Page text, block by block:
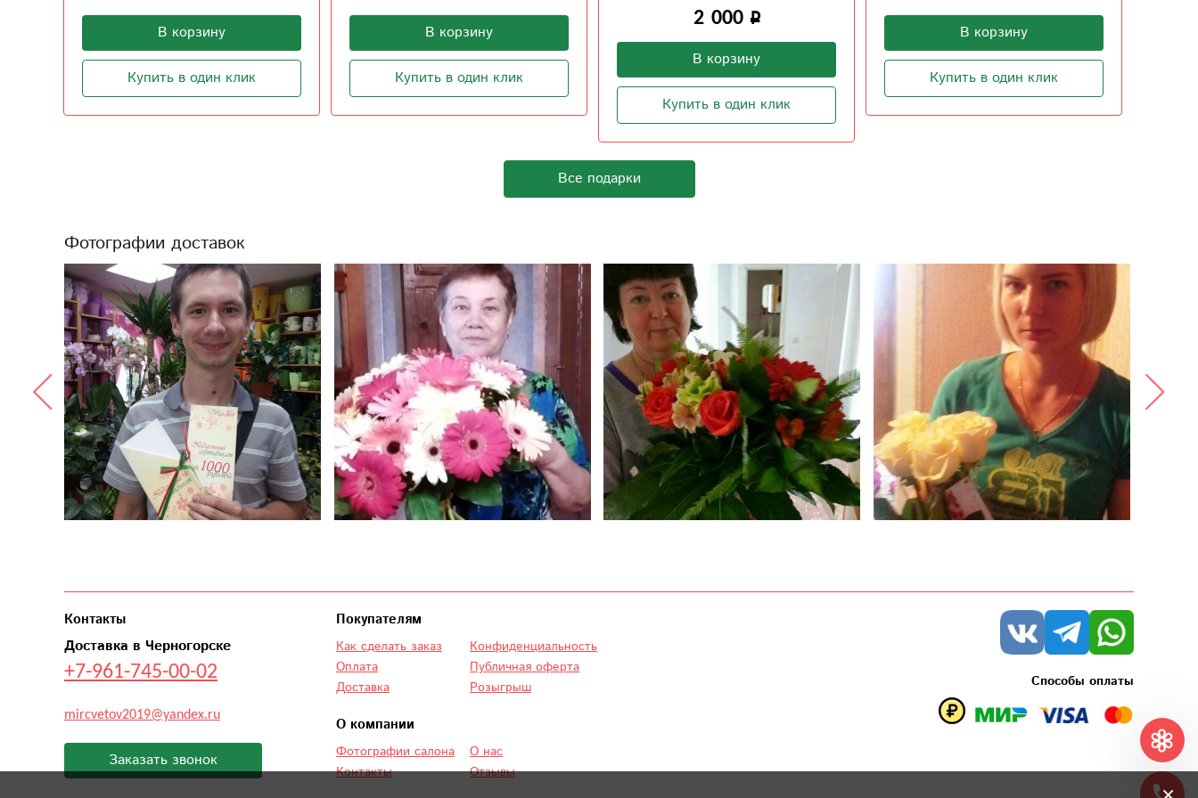
В корзину
Купить в один клик
2 000
В корзину
Купить в один клик
В корзину
Купить в один клик
Все подарки
Фотографии доставок
Контакты
Доставка в Черногорске
+7-961-745-00-02
mircvetov2019@yandex.ru
Заказать звонок
Покупателям
Как сделать заказ
Оплата
Доставка
Конфиденциальность
Публичная оферта
Розыгрыш
О компании
Фотографии салона
Контакты
О нас
Отзывы
Способы оплаты